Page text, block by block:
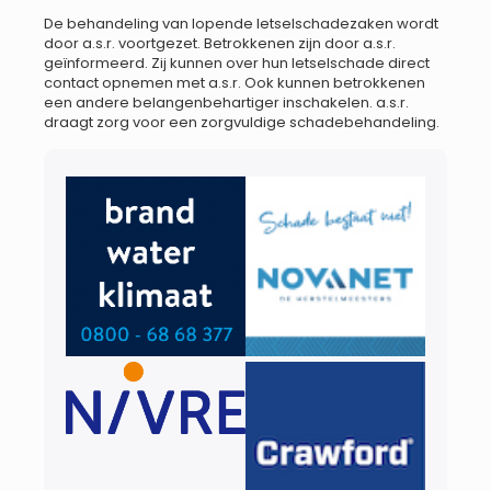
De behandeling van lopende letselschadezaken wordt
door a.s.r. voortgezet. Betrokkenen zijn door a.s.r.
geïnformeerd. Zij kunnen over hun letselschade direct
contact opnemen met a.s.r. Ook kunnen betrokkenen
een andere belangenbehartiger inschakelen. a.s.r.
draagt zorg voor een zorgvuldige schadebehandeling.